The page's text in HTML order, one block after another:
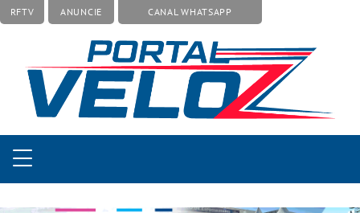
RFTV ANUNCIE CANAL WHATSAPP